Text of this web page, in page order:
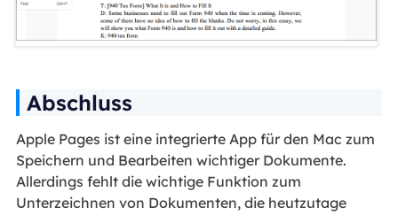
Abschluss
Apple Pages ist eine integrierte App für den Mac zum
Speichern und Bearbeiten wichtiger Dokumente.
Allerdings fehlt die wichtige Funktion zum
Unterzeichnen von Dokumenten, die heutzutage